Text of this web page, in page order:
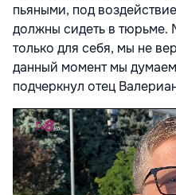
пьяными, под
должны сидеть в тюрьме.
только для себя, мы не
данный момент мы
подчеркнул отец